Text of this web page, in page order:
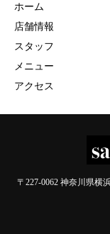
ホーム
店舗情報
スタッフ
メニュー
アクセス
〒227-0062 神奈川県横